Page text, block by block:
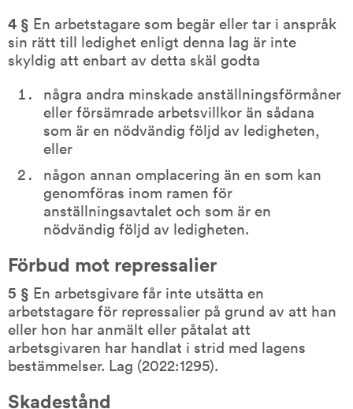
4 § En arbetstagare som begär eller tar i anspråk
sin rätt till ledighet enligt denna lag är inte
skyldig att enbart av detta skäl godta
några andra minskade anställningsförmåner
eller försämrade arbetsvillkor än sådana
som är en nödvändig följd av ledigheten,
eller
någon annan omplacering än en som kan
genomföras inom ramen för
anställningsavtalet och som är en
nödvändig följd av ledigheten.
Förbud mot repressalier
5 § En arbetsgivare får inte utsätta en
arbetstagare för repressalier på grund av att han
eller hon har anmält eller påtalat att
arbetsgivaren har handlat i strid med lagens
bestämmelser. Lag (2022:1295).
Skadestånd